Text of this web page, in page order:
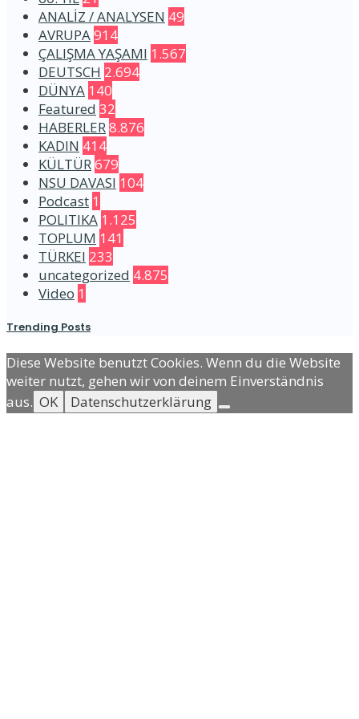
ANALİZ / ANALYSEN 49
AVRUPA914
ÇALIŞMA YAŞAMI 1.567
DEUTSCH 2.694
DÜNYA 140
Featured 32
HABERLER 8.876
KADIN 414
KÜLTÜR 679
NSU DAVASI 104
Podcast 1
POLITIKA 1.125
TOPLUM 141
TÜRKEI 233
uncategorized 4.875
Video 1
Trending Posts
Diese Website benutzt Cookies. Wenn du die Website
weiter nutzt, gehen wir von deinem Einverständnis
aus. OK Datenschutzerklärung